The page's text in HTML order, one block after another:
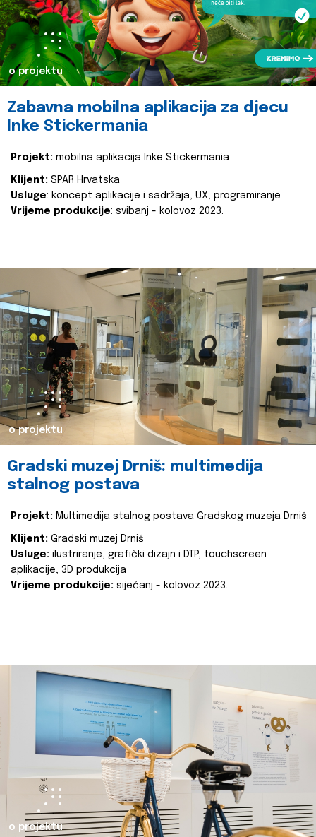
o projektu
Zabavna mobilna aplikacija za djecu
Inke Stickermania
Projekt: mobilna aplikacija Inke Stickermania
Klijent: SPAR Hrvatska
Usluge: koncept aplikacije i sadržaja, UX, programiranje
Vrijeme produkcije: svibanj - kolovoz 2023.
o projektu
Gradski muzej Drniš: multimedija
stalnog postava
Projekt: Multimedija stalnog postava Gradskog muzeja Drniš
Klijent: Gradski muzej Drniš
Usluge: ilustriranje, grafički dizajn i DTP, touchscreen
aplikacije, 3D produkcija
Vrijeme produkcije: siječanj - kolovoz 2023.
o projektu